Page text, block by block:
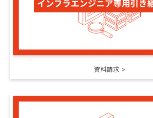
資料請求